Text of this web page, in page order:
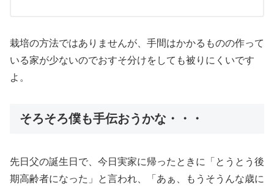
栽培の方法ではありませんが、手間はかかるものの作って
いる家が少ないのでおすそ分けをしても被りにくいです
よ。
そろそろ僕も手伝おうかな・・・
先日父の誕生日で、今日実家に帰ったときに「とうとう後
期高齢者になった」と言われ、「あぁ、もうそうんな歳に